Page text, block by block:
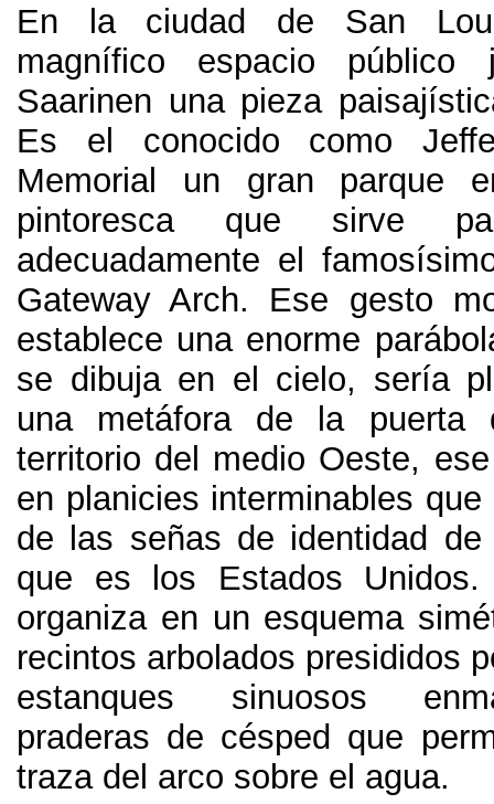
En la ciudad de San
magnífico espacio
Saarinen una pieza
Es el conocido como
Memorial un gran parque
pintoresca que sirve
adecuadamente el
Gateway Arch. Ese gesto
establece una enorme
se dibuja en el cielo, sería
una metáfora de la puerta
territorio del medio Oeste,
en planicies interminables
de las señas de identidad
que es los Estados Unidos
organiza en un esquema
recintos arbolados presididos
estanques sinuosos
praderas de césped que
traza del arco sobre el agua.